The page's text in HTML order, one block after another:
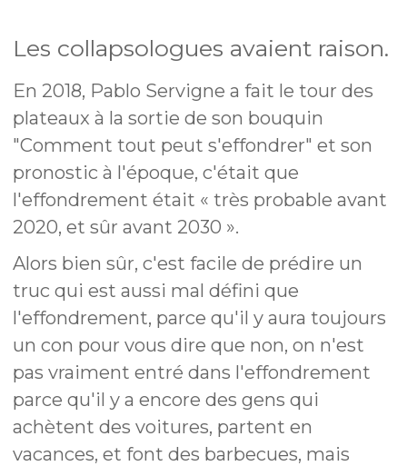
Les collapsologues avaient raison.
En 2018, Pablo Servigne a fait le tour des
plateaux à la sortie de son bouquin
"Comment tout peut s'effondrer" et son
pronostic à l'époque, c'était que
l'effondrement était « très probable avant
2020, et sûr avant 2030 ».
Alors bien sûr, c'est facile de prédire un
truc qui est aussi mal défini que
l'effondrement, parce qu'il y aura toujours
un con pour vous dire que non, on n'est
pas vraiment entré dans l'effondrement
parce qu'il y a encore des gens qui
achètent des voitures, partent en
vacances, et font des barbecues, mais